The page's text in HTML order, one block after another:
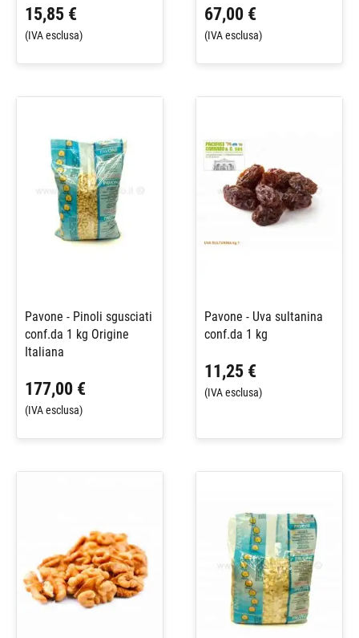
15,85 €
(IVA esclusa)
67,00 €
(IVA esclusa)
Pavone - Pinoli sgusciati
conf.da 1 kg Origine
Italiana
177,00 €
(IVA esclusa)
Pavone - Uva sultanina
conf.da 1 kg
11,25 €
(IVA esclusa)